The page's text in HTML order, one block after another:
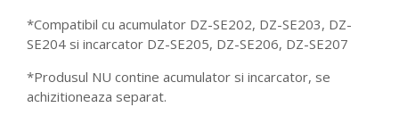
*Compatibil cu acumulator DZ-SE202, DZ-SE203, DZ-
SE204 si incarcator DZ-SE205, DZ-SE206, DZ-SE207
*Produsul NU contine acumulator si incarcator, se
achizitioneaza separat.